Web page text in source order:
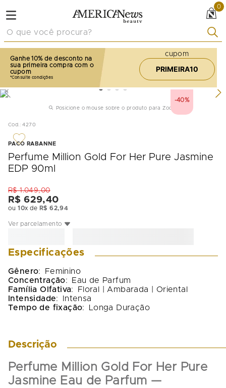
0
Ganhe 10% de desconto na
sua primeira compra com o
cupom
cupom
PRIMEIRA10
Posicione o mouse sobre o produto para Zoom
-40%
Cod. :4270
PACO RABANNE
Perfume Million Gold For Her Pure Jasmine
EDP 90ml
R$ 1.049,00
R$ 629,40
ou10x de R$ 62,94
Ver parcelamento
Especificações
Gênero:
Feminino
Concentração:
Eau de Parfum
Família Olfativa:
Floral | Ambarada | Oriental
Intensidade:
Intensa
Tempo de fixação: Longa Duração
Descrição
Perfume Million Gold For Her Pure
Jasmine Eau de Parfum —